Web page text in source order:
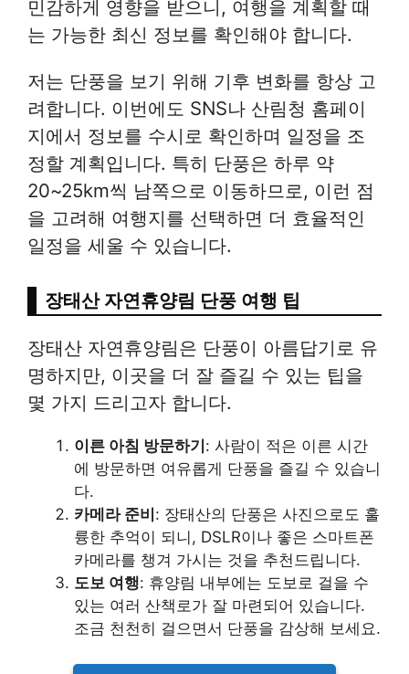
민감하게 영향을 받으니, 여행을 계획할 때
는 가능한 최신 정보를 확인해야 합니다.
저는 단풍을 보기 위해 기후 변화를 항상 고
려합니다. 이번에도 SNS나 산림청 홈페이
지에서 정보를 수시로 확인하며 일정을 조
정할 계획입니다. 특히 단풍은 하루 약
20~25km씩 남쪽으로 이동하므로, 이런 점
을 고려해 여행지를 선택하면 더 효율적인
일정을 세울 수 있습니다.
장태산 자연휴양림 단풍 여행 팁
장태산 자연휴양림은 단풍이 아름답기로 유
명하지만, 이곳을 더 잘 즐길 수 있는 팁을
몇 가지 드리고자 합니다.
이른 아침 방문하기 : 사람이 적은 이른 시간
에 방문하면 여유롭게 단풍을 즐길 수 있습니
다.
카메라 준비 : 장태산의 단풍은 사진으로도 훌
륭한 추억이 되니, DSLR이나 좋은 스마트폰
카메라를 챙겨 가시는 것을 추천드립니다.
도보 여행: 휴양림 내부에는 도보로 걸을 수
있는 여러 산책로가 잘 마련되어 있습니다.
조금 천천히 걸으면서 단풍을 감상해 보세요.